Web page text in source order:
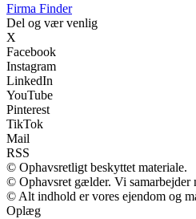
Firma Finder
Del og vær venlig
X
Facebook
Instagram
LinkedIn
YouTube
Pinterest
TikTok
Mail
RSS
© Ophavsretligt beskyttet materiale.
© Ophavsret gælder. Vi samarbejder
© Alt indhold er vores ejendom og
Oplæg